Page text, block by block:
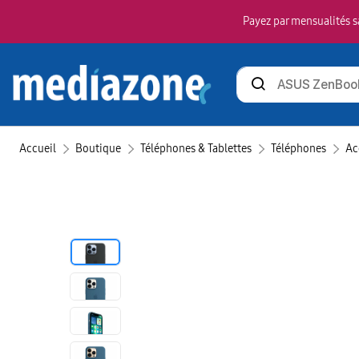
Payez par
Rechercher
des
Accueil Boutique Téléphones & Tablettes Téléphones